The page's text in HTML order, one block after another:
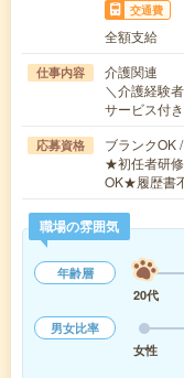
交通費
全額支給
仕事内容
介護関連
＼介護経験
サービス付
応募資格
ブランクOK
★初任者研
OK★履歴書
職場の雰囲気
年齢層
20代
男女比率
女性